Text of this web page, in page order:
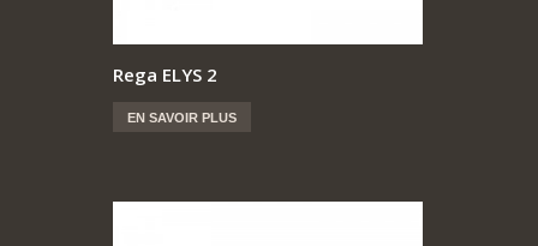
Rega ELYS 2
EN SAVOIR PLUS